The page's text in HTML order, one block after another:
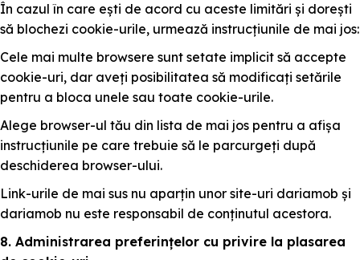
În cazul în care ești de acord cu aceste limitări și dorești
să blochezi cookie-urile, urmează instrucțiunile de mai jos:
Cele mai multe browsere sunt setate implicit să accepte
cookie-uri, dar aveți posibilitatea să modificați setările
pentru a bloca unele sau toate cookie-urile.
Alege browser-ul tău din lista de mai jos pentru a afișa
instrucțiunile pe care trebuie să le parcurgeți după
deschiderea browser-ului.
Link-urile de mai sus nu aparțin unor site-uri dariamob și
dariamob nu este responsabil de conținutul acestora.
8. Administrarea preferințelor cu privire la plasarea